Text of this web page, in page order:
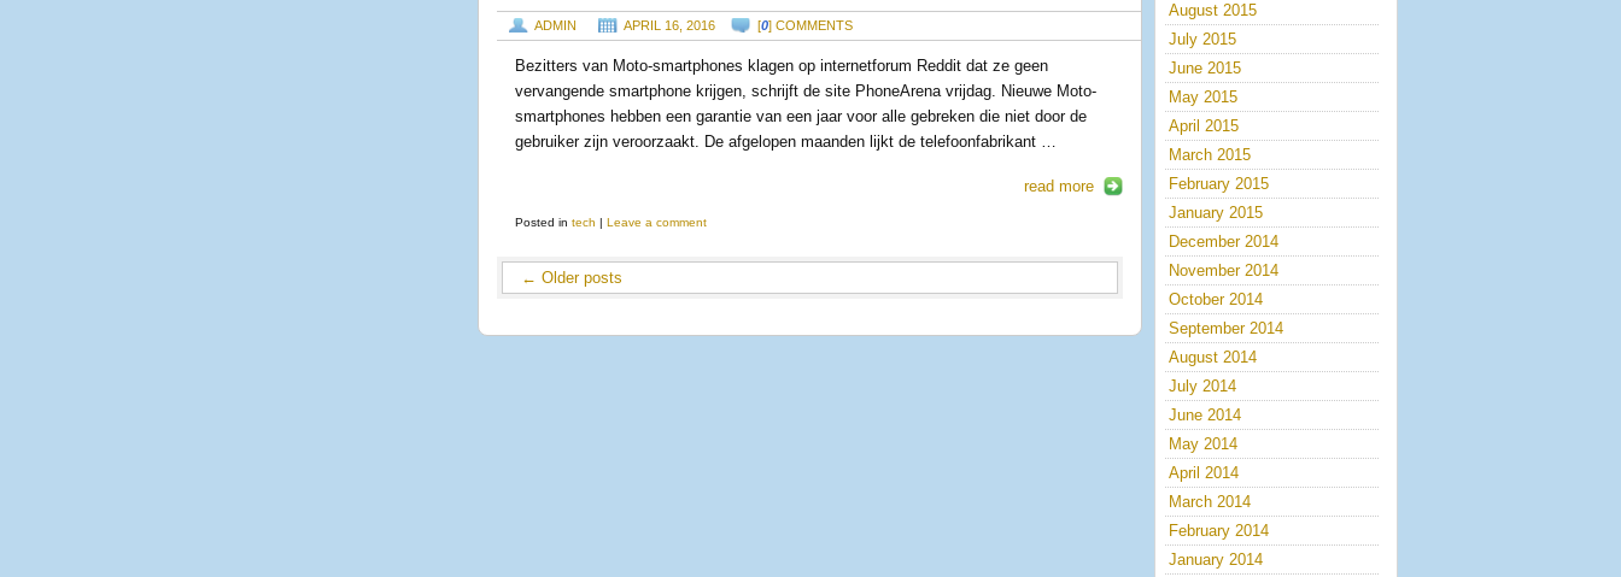
ADMIN APRIL 16, 2016 [0] COMMENTS
Bezitters van Moto-smartphones klagen op internetforum Reddit dat ze geen
vervangende smartphone krijgen, schrijft de site PhoneArena vrijdag. Nieuwe Moto-
smartphones hebben een garantie van een jaar voor alle gebreken die niet door de
gebruiker zijn veroorzaakt. De afgelopen maanden lijkt de telefoonfabrikant …
read more
Posted in tech | Leave a comment
← Older posts
August 2015
July 2015
June 2015
May 2015
April 2015
March 2015
February 2015
January 2015
December 2014
November 2014
October 2014
September 2014
August 2014
July 2014
June 2014
May 2014
April 2014
March 2014
February 2014
January 2014